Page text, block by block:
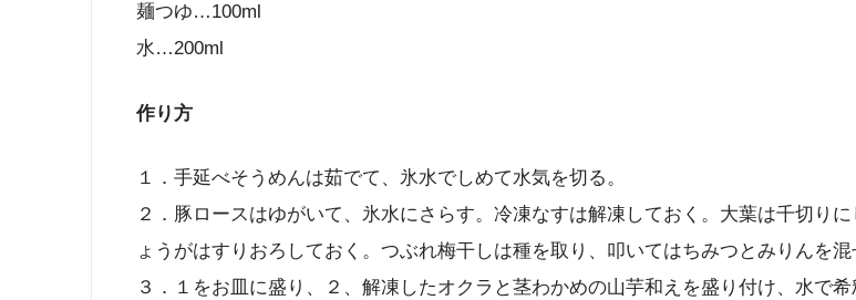
麺つゆ…100ml
水…200ml
作り方
１．手延べそうめんは茹でて、氷水でしめて水気を切る。
２．豚ロースはゆがいて、氷水にさらす。冷凍なすは解凍しておく。大葉は千切りに
ょうがはすりおろしておく。つぶれ梅干しは種を取り、叩いてはちみつとみりんを混
３．１をお皿に盛り、２、解凍したオクラと茎わかめの山芋和えを盛り付け、水で希